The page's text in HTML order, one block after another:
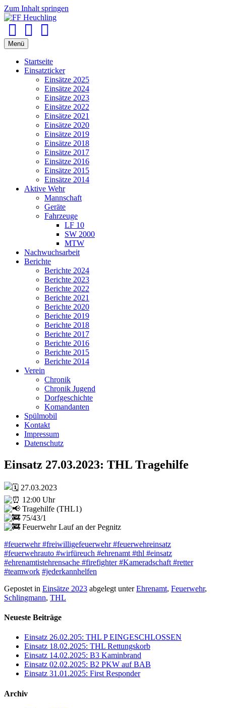
Zum Inhalt springen
Menü
Startseite
Einsatzticker
Einsätze 2025
Einsätze 2024
Einsätze 2023
Einsätze 2022
Einsätze 2021
Einsätze 2020
Einsätze 2019
Einsätze 2018
Einsätze 2017
Einsätze 2016
Einsätze 2015
Einsätze 2014
Aktive Wehr
Mannschaft
Geräte
Fahrzeuge
LF 10
SW 2000
MTW
Nachwuchsarbeit
Berichte
Berichte 2024
Berichte 2023
Berichte 2022
Berichte 2021
Berichte 2020
Berichte 2019
Berichte 2018
Berichte 2017
Berichte 2016
Berichte 2015
Berichte 2014
Verein
Chronik
Chronik Jugend
Dorfgeschichte
Komandanten
Spülmobil
Kontakt
Impressum
Datenschutz
Einsatz 27.03.2023: THL Tragehilfe
27.03.2023
12:00 Uhr
Tragehilfe (THL1)
75/43/1
Feuerwehr Lauf an der Pegnitz
#feuerwehr#freiwilligefeuerwehr#feuerwehreinsatz
#feuerwehrauto #wirfüreuch #ehrenamt #thl #einsatz
#ehrenamtistehrensache #firefighter#Kameradschaft #retter
#teamwork #jederkannhelfen
Gepostet in Einsätze 2023 abgelegt unterEhrenamt, Feuerwehr,
Schlingmann, THL
Neueste Beiträge
Einsatz 26.02.205: THL P EINGESCHLOSSEN
Einsatz 18.02.2025: THL Rettungskorb
Einsatz 14.02.2025: B3 Kaminbrand
Einsatz 02.02.2025: B2 PKW auf BAB
Einsatz 31.01.2025: First Responder
Archiv